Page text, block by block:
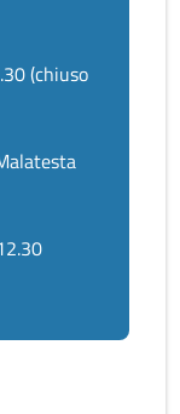
(chiuso